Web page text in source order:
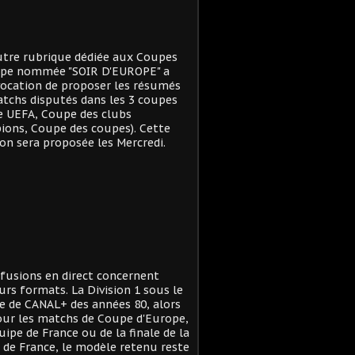
rubrique dédiée aux Coupes
nommée "SOIR D'EUROPE" a
de proposer les résumés
disputés dans les 3 coupes
UEFA, Coupe des clubs
Coupe des coupes). Cette
sera proposée les Mercredi.
en direct concernent
formats. La Division 1 sous le
de CANAL+ des années 80, alors
les matchs de Coupe d'Europe,
de France ou de la finale de la
de France, le modèle retenu reste